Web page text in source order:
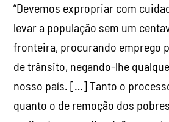
“Devemos expropriar com
levar a população sem um
fronteira, procurando emprego
de trânsito, negando-lhe
nosso país. […] Tanto o
quanto o de remoção dos